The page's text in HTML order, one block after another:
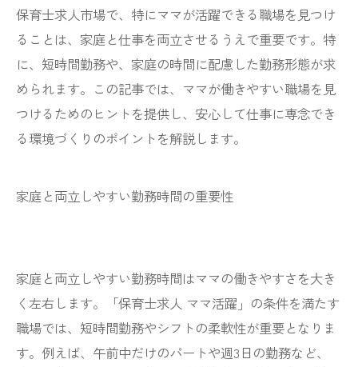
保育士求人市場で、特にママが活躍できる職場を見つけ
ることは、家庭と仕事を両立させるうえで重要です。特
に、短時間勤務や、家庭の時間に配慮した勤務形態が求
められます。この記事では、ママが働きやすい職場を見
つけるためのヒントを提供し、安心して仕事に専念でき
る環境づくりのポイントを解説します。
家庭と両立しやすい勤務時間の重要性
家庭と両立しやすい勤務時間はママの働きやすさを大き
く左右します。「保育士求人 ママ活躍」の条件を満たす
職場では、短時間勤務やシフトの柔軟性が重要となりま
す。例えば、午前中だけのパートや週3日の勤務など、